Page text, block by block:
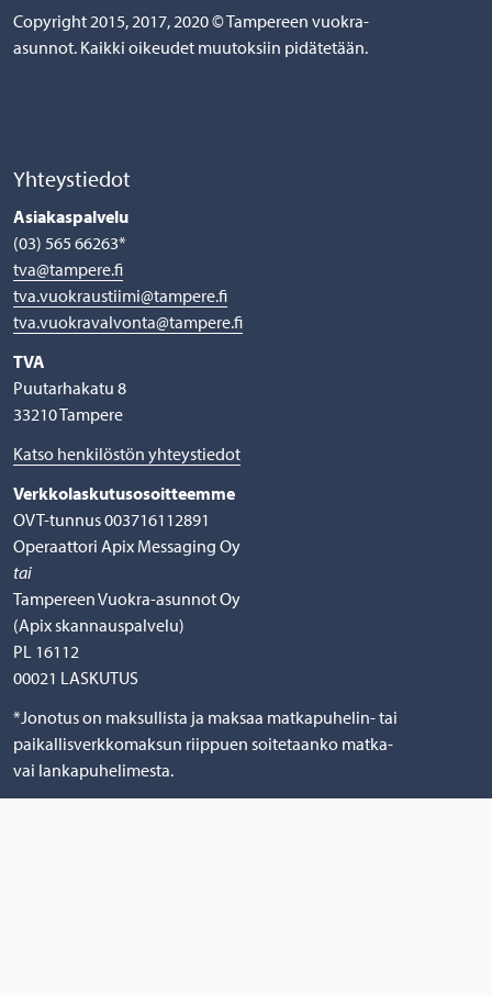
Copyright 2015, 2017, 2020 © Tampereen vuokra-
asunnot. Kaikki oikeudet muutoksiin pidätetään.
Yhteystiedot
Asiakaspalvelu
(03) 565 66263*
tva@tampere.fi
tva.vuokraustiimi@tampere.fi
tva.vuokravalvonta@tampere.fi
TVA
Puutarhakatu 8
33210 Tampere
Katso henkilöstön yhteystiedot
Verkkolaskutusosoitteemme
OVT-tunnus 003716112891
Operaattori Apix Messaging Oy
tai
Tampereen Vuokra-asunnot Oy
(Apix skannauspalvelu)
PL 16112
00021 LASKUTUS
*Jonotus on maksullista ja maksaa matkapuhelin- tai
paikallisverkkomaksun riippuen soitetaanko matka-
vai lankapuhelimesta.